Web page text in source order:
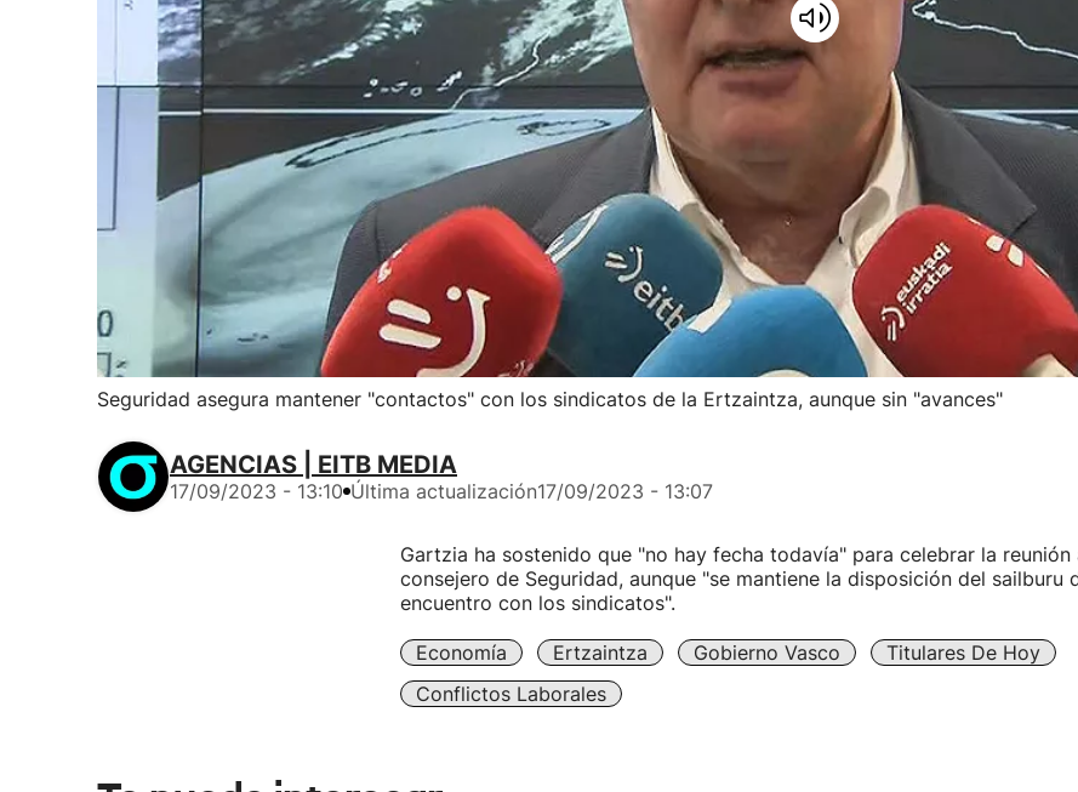
Seguridad asegura mantener "contactos" con los sindicatos de la Ertzaintza, aunque sin "avances"
AGENCIAS | EITB MEDIA
17/09/2023 - 13:10 Última actualización17/09/2023 - 13:07
Gartzia ha sostenido que "no hay fecha todavía" para celebrar la reunión
consejero de Seguridad, aunque "se mantiene la disposición del sailburu
encuentro con los sindicatos".
Economía Ertzaintza Gobierno Vasco
Titulares De Hoy
Conflictos Laborales